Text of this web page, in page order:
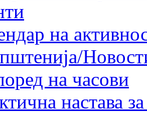
на
на часови
настава